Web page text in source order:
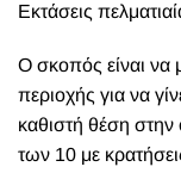
Εκτάσεις
Ο σκοπός είναι να
περιοχής για να
καθιστή θέση στην
των 10 με